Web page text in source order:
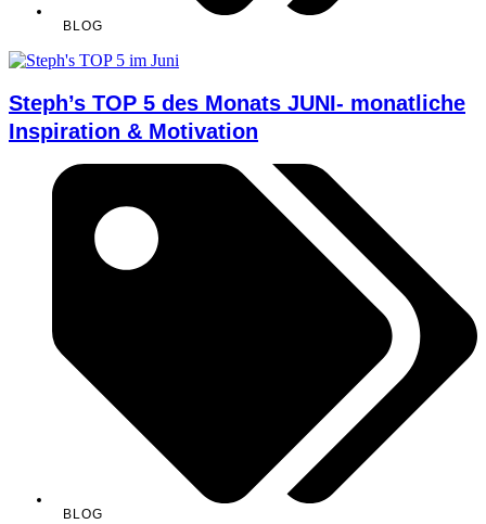
BLOG
Steph’s TOP 5 des Monats JUNI- monatliche
Inspiration & Motivation
BLOG